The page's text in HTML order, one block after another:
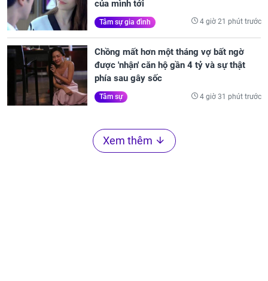
của mình tới
Tâm sự gia đình 4 giờ 21 phút trước
Chồng mất hơn một tháng vợ bất ngờ
được 'nhận' căn hộ gần 4 tỷ và sự thật
phía sau gây sốc
Tâm sự 4 giờ 31 phút trước
Xem thêm